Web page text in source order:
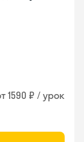
1590 ₽ / урок